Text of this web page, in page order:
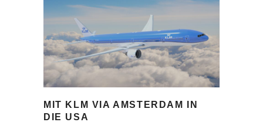
MIT KLM VIA AMSTERDAM IN
DIE USA